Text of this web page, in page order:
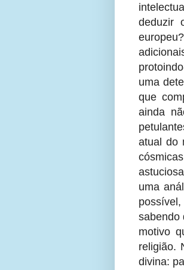
deduzir
uma
que
ainda
atual do
uma
sabendo
motivo
religião.
divina: